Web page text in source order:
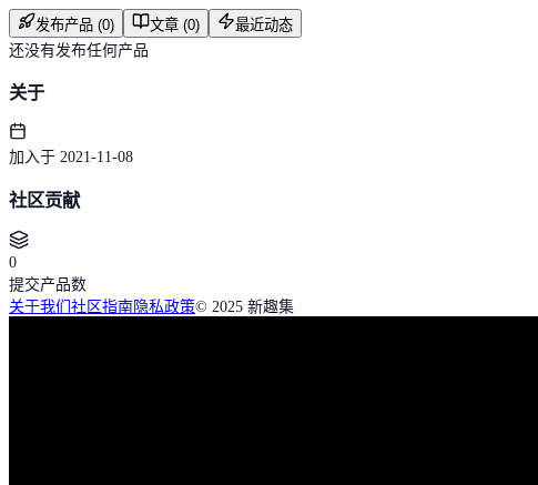
发布产品 (0) 文章 (0)
最近动态
还没有发布任何产品
关于
加入于 2021-11-08
社区贡献
0
提交产品数
关于我们 社区指南隐私政策© 2025 新趣集